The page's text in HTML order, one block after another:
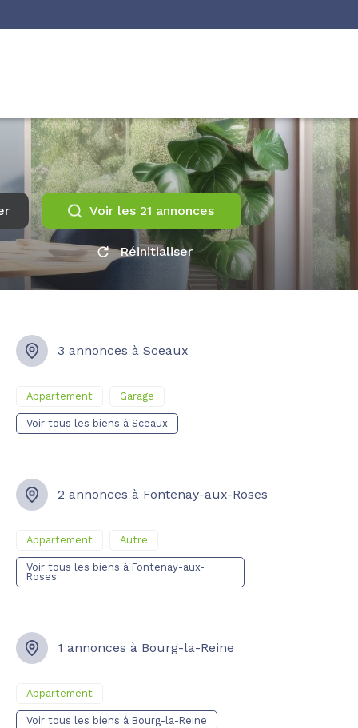
Voir les 21 annonces
Réinitialiser
3 annonces à Sceaux
Appartement Garage
Voir tous les biens à Sceaux
2 annonces à Fontenay-aux-Roses
Appartement Autre
Voir tous les biens à Fontenay-aux-
Roses
1 annonces à Bourg-la-Reine
Appartement
Voir tous les biens à Bourg-la-Reine